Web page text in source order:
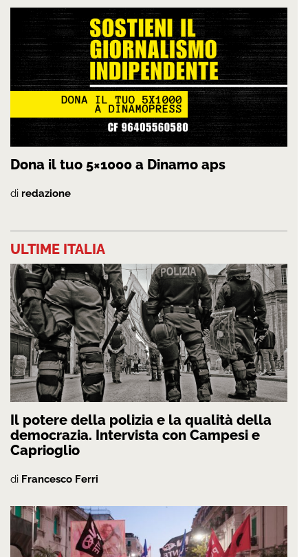
Dona il tuo 5×1000 a Dinamo aps
di redazione
ULTIME ITALIA
Il potere della polizia e la qualità della
democrazia. Intervista con Campesi e
Caprioglio
di Francesco Ferri